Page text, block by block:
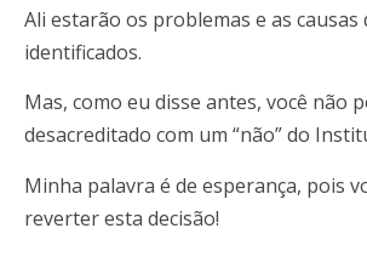
Ali estarão os problemas e as causas
identificados.
Mas, como eu disse antes, você não
desacreditado com um “não” do
Minha palavra é de esperança, pois
reverter esta decisão!